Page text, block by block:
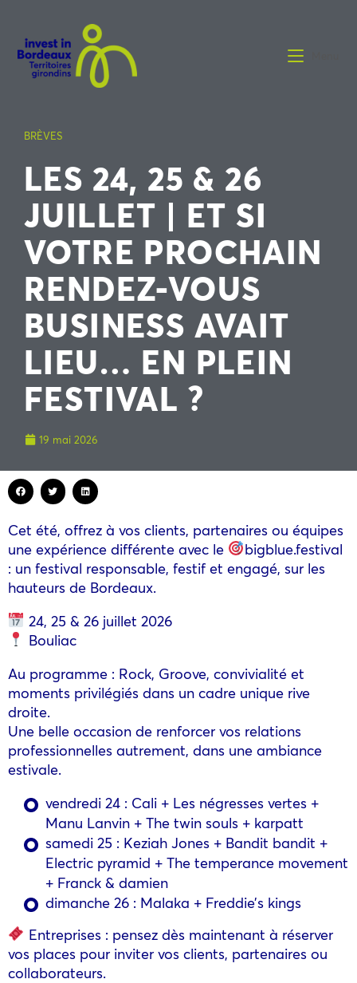
BRÈVES
LES 24, 25 & 26
JUILLET | ET SI
VOTRE PROCHAIN
RENDEZ-VOUS
BUSINESS AVAIT
LIEU… EN PLEIN
FESTIVAL ?
19 mai 2026
Cet été, offrez à vos clients, partenaires ou équipes
une expérience différente avec le
bigblue.festival
: un festival responsable, festif et engagé, sur les
hauteurs de Bordeaux.
24, 25 & 26 juillet 2026
Bouliac
Au programme : Rock, Groove, convivialité et
moments privilégiés dans un cadre unique rive
droite.
Une belle occasion de renforcer vos relations
professionnelles autrement, dans une ambiance
estivale.
vendredi 24 : Cali + Les négresses vertes +
Manu Lanvin + The twin souls + karpatt
samedi 25 : Keziah Jones + Bandit bandit +
Electric pyramid + The temperance movement
+ Franck & damien
dimanche 26 : Malaka + Freddie’s kings
Entreprises : pensez dès maintenant à réserver
vos places pour inviter vos clients, partenaires ou
collaborateurs.